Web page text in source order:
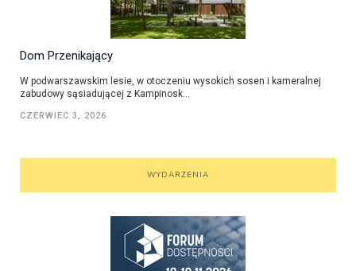
Dom Przenikający
W podwarszawskim lesie, w otoczeniu wysokich sosen i kameralnej
zabudowy sąsiadującej z Kampinosk...
CZERWIEC 3, 2026
WYDARZENIA